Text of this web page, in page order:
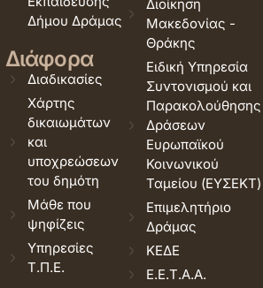
Δήμου Δράμας
Διάφορα
Διαδικασίες
Χάρτης
δικαιωμάτων
και
υποχρεώσεων
του δημότη
Μάθε που
ψηφίζεις
Υπηρεσίες
Τ.Π.Ε.
Διοίκηση
Μακεδονίας -
Θράκης
Ειδική Υπηρεσία
Συντονισμού και
Παρακολούθησης
Δράσεων
Ευρωπαϊκού
Κοινωνικού
Ταμείου (ΕΥΣΕΚΤ)
Επιμελητήριο
Δράμας
ΚΕΔΕ
Ε.Ε.Τ.Α.Α.